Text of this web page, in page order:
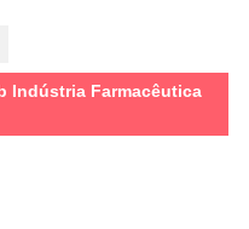
Indústria Farmacêutica